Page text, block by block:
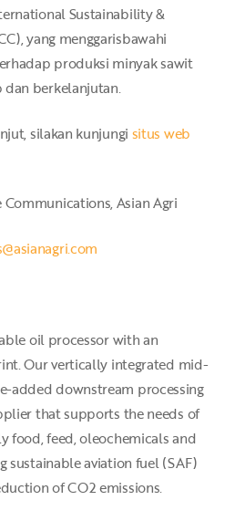
Sustainability &
yang menggarisbawahi
produksi minyak sawit
dan berkelanjutan.
silakan kunjungi situs web
Asian Agri
oil processor with an
Our vertically integrated mid-
added downstream processing
that supports the needs of
food, feed, oleochemicals and
sustainable aviation fuel (SAF)
of CO2 emissions.